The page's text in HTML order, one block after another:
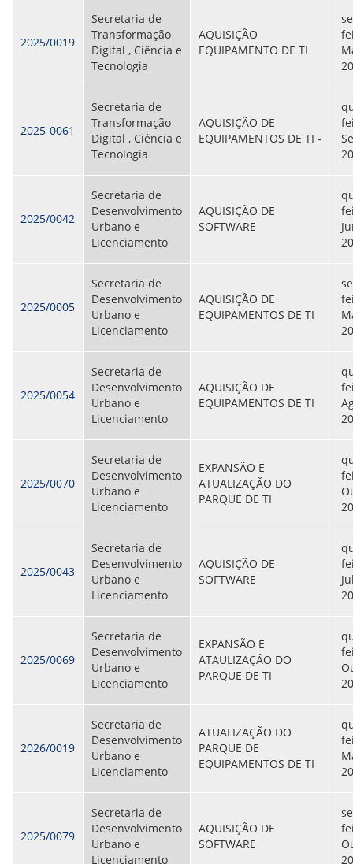
2025/0019
Secretaria de
Transformação
Digital , Ciência e
Tecnologia
AQUISIÇÃO
EQUIPAMENTO DE TI
2025-0061
Secretaria de
Transformação
Digital , Ciência e
Tecnologia
AQUISIÇÃO DE
EQUIPAMENTOS DE TI -
2025/0042
Secretaria de
Desenvolvimento
Urbano e
Licenciamento
AQUISIÇÃO DE
SOFTWARE
2025/0005
Secretaria de
Desenvolvimento
Urbano e
Licenciamento
AQUISIÇÃO DE
EQUIPAMENTOS DE TI
2025/0054
Secretaria de
Desenvolvimento
Urbano e
Licenciamento
AQUISIÇÃO DE
EQUIPAMENTOS DE TI
2025/0070
Secretaria de
Desenvolvimento
Urbano e
Licenciamento
EXPANSÃO E
ATUALIZAÇÃO DO
PARQUE DE TI
2025/0043
Secretaria de
Desenvolvimento
Urbano e
Licenciamento
AQUISIÇÃO DE
SOFTWARE
2025/0069
Secretaria de
Desenvolvimento
Urbano e
Licenciamento
EXPANSÃO E
ATAULIZAÇÃO DO
PARQUE DE TI
2026/0019
Secretaria de
Desenvolvimento
Urbano e
Licenciamento
ATUALIZAÇÃO DO
PARQUE DE
EQUIPAMENTOS DE TI
2025/0079
Secretaria de
Desenvolvimento
Urbano e
Licenciamento
AQUISIÇÃO DE
SOFTWARE